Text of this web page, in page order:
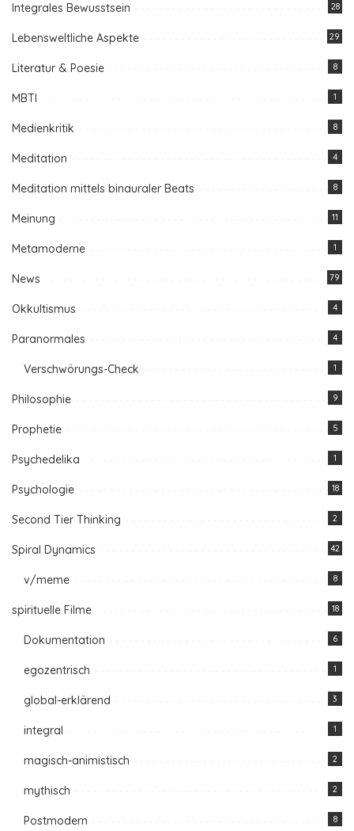
Integrales Bewusstsein 28
Lebensweltliche Aspekte 29
Literatur & Poesie 8
MBTI 1
Medienkritik 8
Meditation 4
Meditation mittels binauraler Beats 8
Meinung 11
Metamoderne 1
News 79
Okkultismus 4
Paranormales 4
Verschwörungs-Check 1
Philosophie 9
Prophetie 5
Psychedelika 1
Psychologie 18
Second Tier Thinking 2
Spiral Dynamics 42
v/meme 8
spirituelle Filme 18
Dokumentation 6
egozentrisch 1
global-erklärend 3
integral 1
magisch-animistisch 2
mythisch 2
Postmodern 8